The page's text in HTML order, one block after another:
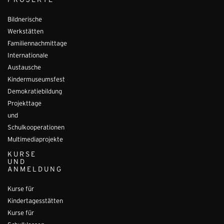
Bildnerische
Werkstätten
Familiennachmittage
Internationale
Austausche
Kindermuseumsfest
Demokratiebildung
Projekttage
und
Schulkooperationen
Multimediaprojekte
KURSE
UND
ANMELDUNG
Kurse für
Kindertagesstätten
Kurse für